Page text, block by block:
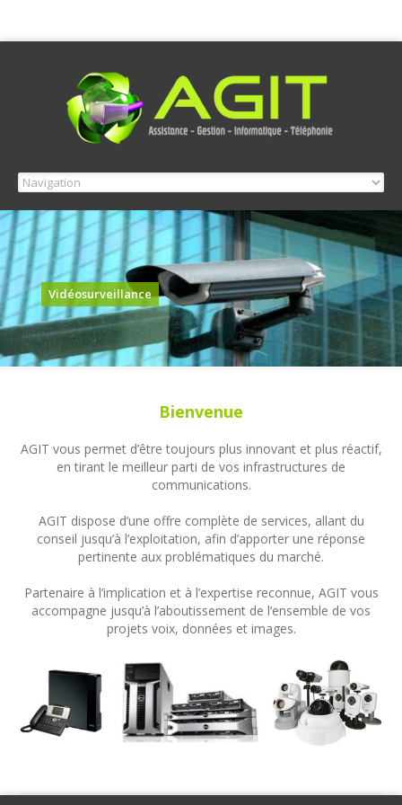
Vidéosurveillance
Bienvenue
AGIT vous permet d’être toujours plus innovant et plus réactif,
en tirant le meilleur parti de vos infrastructures de
communications.
AGIT dispose d’une offre complète de services, allant du
conseil jusqu’à l’exploitation, afin d’apporter une réponse
pertinente aux problématiques du marché.
Partenaire à l’implication et à l’expertise reconnue, AGIT vous
accompagne jusqu’à l’aboutissement de l’ensemble de vos
projets voix, données et images.